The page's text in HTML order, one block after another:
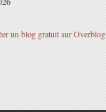
un blog gratuit sur Overblog